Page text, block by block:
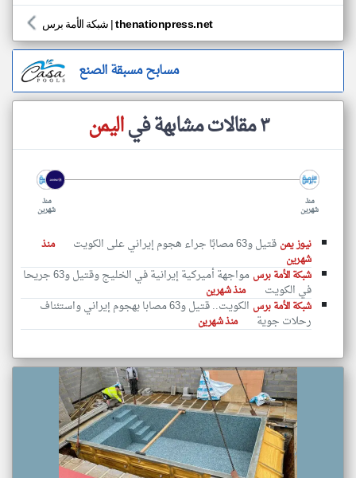
شبكة الأمة برس |thenationpress.net
مسابح مسبقة الصنع
٣ مقالات مشابهة في اليمن
منذ
شهرين
منذ
شهرين
نيوز يمن قتيل و63 مصابًا جراء هجوم إيراني على الكويت
منذ
شهرين
شبكة الأمة برس
مواجهة أميركية إيرانية في الخليج وقتيل و63 جريحا
في الكويت
منذ شهرين
شبكة الأمة برس
الكويت.. قتيل و63 مصابا بهجوم إيراني واستئناف
رحلات جوية منذ شهرين